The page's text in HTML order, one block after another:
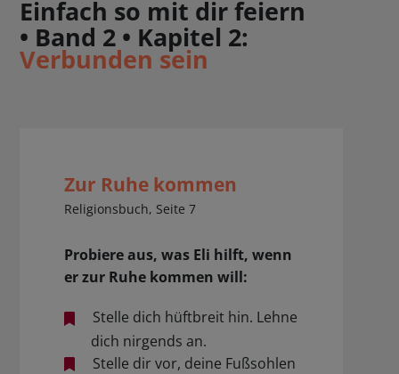
Einfach so mit dir feiern
• Band 2 • Kapitel 2:
Verbunden sein
Zur Ruhe kommen
Religionsbuch, Seite 7
Probiere aus, was Eli hilft, wenn
er zur Ruhe kommen will:
Stelle dich hüftbreit hin. Lehne
dich nirgends an.
Stelle dir vor, deine Fußsohlen